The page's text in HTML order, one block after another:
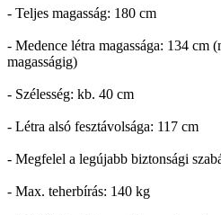
- Teljes magasság: 180 cm
- Medence létra magassága: 134 cm
magasságig)
- Szélesség: kb. 40 cm
- Létra alsó fesztávolsága: 117 cm
- Megfelel a legújabb biztonsági
- Max. teherbírás: 140 kg